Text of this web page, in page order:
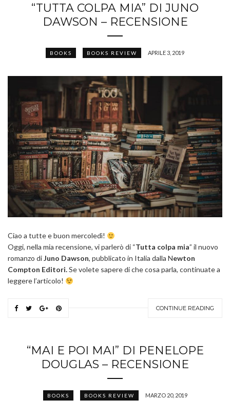
“TUTTA COLPA MIA” DI JUNO
DAWSON – RECENSIONE
BOOKS BOOKS REVIEW APRILE 3, 2019
Ciao a tutte e buon mercoledì!
Oggi, nella mia recensione, vi parlerò di “Tutta colpa mia” il nuovo
romanzo diJuno Dawson, pubblicato in Italia dalla Newton
Compton Editori.Se volete sapere di che cosa parla, continuate a
leggere l’articolo!
CONTINUE READING
“MAI E POI MAI” DI PENELOPE
DOUGLAS – RECENSIONE
BOOKS BOOKS REVIEW MARZO 20, 2019